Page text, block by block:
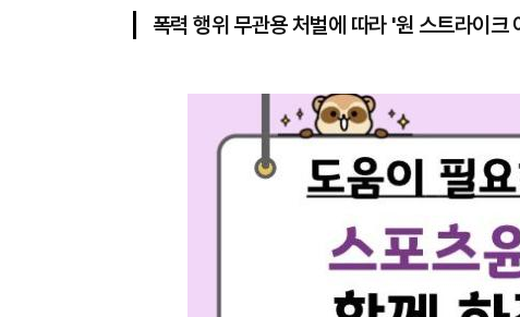
폭력 행위 무관용 처벌에 따라 '원 스트라이크